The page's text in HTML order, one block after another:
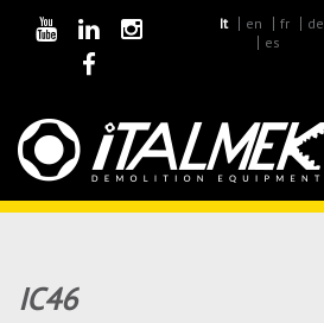
It en fr
de
es
IC46